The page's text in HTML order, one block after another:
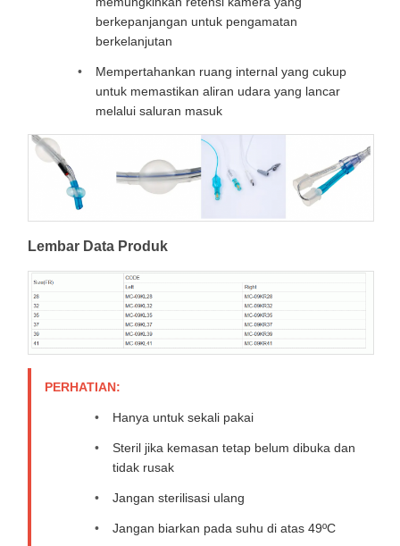
berkepanjangan untuk pengamatan
berkelanjutan
Mempertahankan ruang internal yang cukup
untuk memastikan aliran udara yang lancar
melalui saluran masuk
Lembar Data Produk
PERHATIAN:
Hanya untuk sekali pakai
Steril jika kemasan tetap belum dibuka dan
tidak rusak
Jangan sterilisasi ulang
Jangan biarkan pada suhu di atas 49ºC